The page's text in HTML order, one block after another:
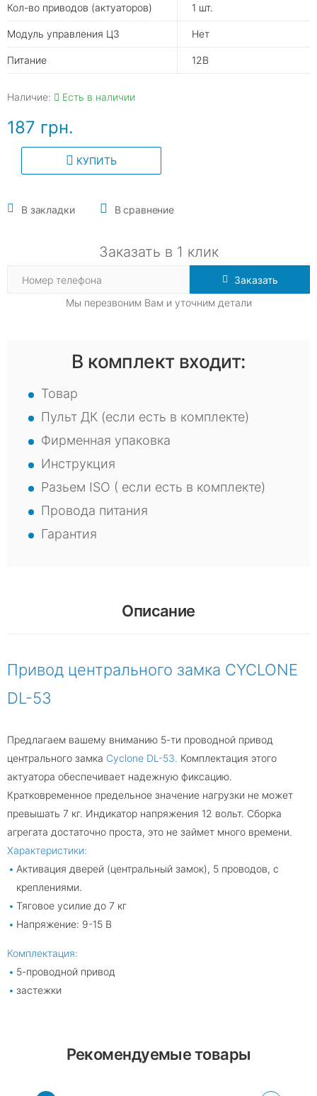
Кол-во приводов (актуаторов) 1 шт.
Модуль управления ЦЗ Нет
Питание 12В
Наличие: Есть в наличии
187 грн.
КУПИТЬ
В закладки В сравнение
Заказать в 1 клик
Заказать
Мы перезвоним Вам и уточним детали
В комплект входит:
Товар
Пульт ДК (если есть в комплекте)
Фирменная упаковка
Инструкция
Разьем ISO ( если есть в комплекте)
Провода питания
Гарантия
Описание
Привод центрального замка CYCLONE
DL-53
Предлагаем вашему вниманию 5-ти проводной привод
центрального замка Cyclone DL-53. Комплектация этого
актуатора обеспечивает надежную фиксацию.
Кратковременное предельное значение нагрузки не может
превышать 7 кг. Индикатор напряжения 12 вольт. Сборка
агрегата достаточно проста, это не займет много времени.
Характеристики:
Активация дверей (центральный замок), 5 проводов, с
креплениями.
Тяговое усилие до 7 кг
Напряжение: 9-15 В
Комплектация:
5-проводной привод
застежки
Рекомендуемые товары